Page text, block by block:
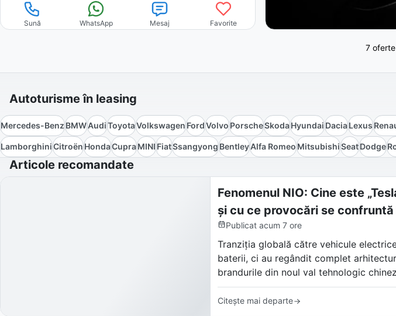
Sună WhatsApp Mesaj Favorite
7
Autoturisme în leasing
Mercedes-BenzBMWAudiToyotaVolkswagenFordVolvoPorscheSkodaHyundaiDaciaLexus
LamborghiniCitroënHondaCupraMINIFiatSsangyongBentleyAlfa RomeoMitsubishiSeatDodge
Articole recomandate
Fenomenul NIO: Cine este
și cu ce provocări se
Publicat acum 7 ore
Tranziția globală către vehicule
baterii, ci au regândit complet
brandurile din noul val tehnologic
Denumită frecvent de presa
SUV-uri și sedanuri electrice de lux.
Citește mai departe